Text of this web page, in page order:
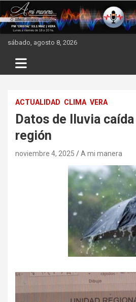
to
content
sábado, agosto 8, 2026
ACTUALIDAD CLIMA VERA
Datos de lluvia
región
noviembre 4, 2025 A mi manera